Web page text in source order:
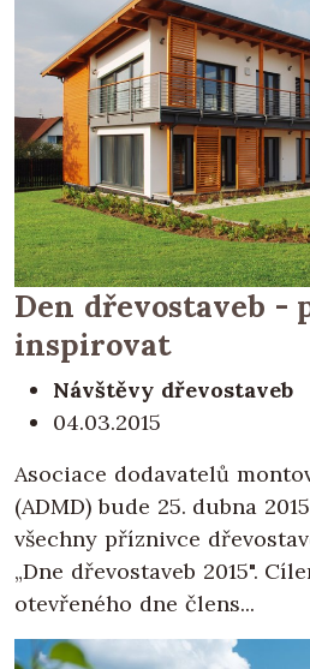
Den dřevostaveb -
inspirovat
Návštěvy dřevostaveb
04.03.2015
Asociace dodavatelů
(ADMD) bude 25. dubna
všechny příznivce
„Dne dřevostaveb 2015".
otevřeného dne člens...